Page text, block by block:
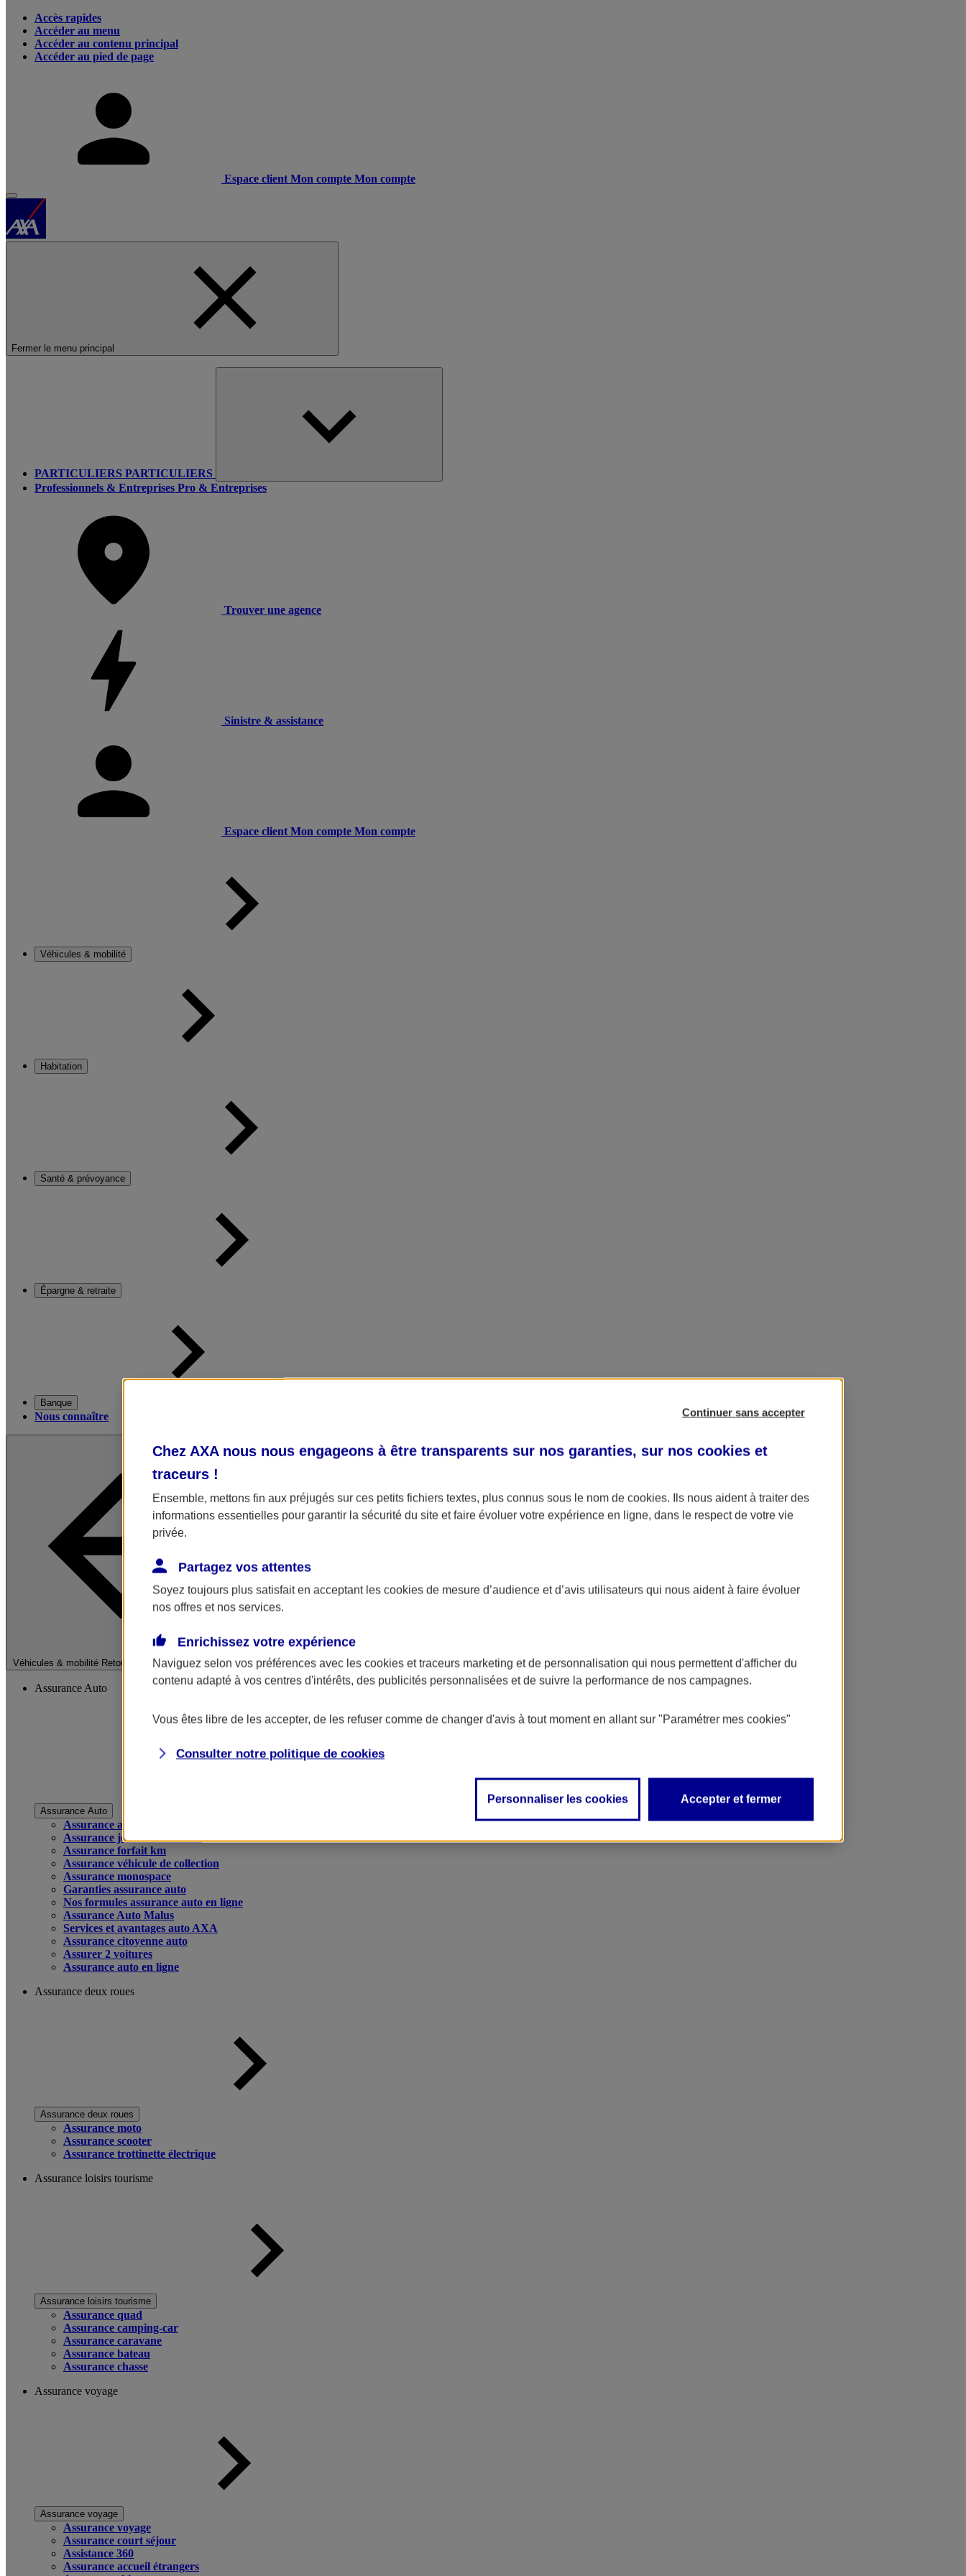
Accès rapides
Accéder au menu
Accéder au contenu principal
Accéder au pied de page
Espace client Mon compte Mon compte
Fermer le menu principal
PARTICULIERS PARTICULIERS
Professionnels & Entreprises Pro & Entreprises
Trouver une agence
Sinistre & assistance
Espace client Mon compte Mon compte
Véhicules & mobilité
Habitation
Santé & prévoyance
Épargne & retraite
Banque
Nous connaître
Véhicules & mobilité Retour à la section précédente
Fermer le menu principal
Assurance Auto
Assurance Auto
Assurance auto
Assurance jeune conducteur
Assurance forfait km
Assurance véhicule de collection
Assurance monospace
Garanties assurance auto
Nos formules assurance auto en ligne
Assurance Auto Malus
Services et avantages auto AXA
Assurance citoyenne auto
Assurer 2 voitures
Assurance auto en ligne
Assurance deux roues
Assurance deux roues
Assurance moto
Assurance scooter
Assurance trottinette électrique
Assurance loisirs tourisme
Assurance loisirs tourisme
Assurance quad
Assurance camping-car
Assurance caravane
Assurance bateau
Assurance chasse
Assurance voyage
Assurance voyage
Assurance voyage
Assurance court séjour
Assistance 360
Assurance accueil étrangers
Continuer sans accepter
Chez AXA nous nous engageons à être transparents sur nos garanties, sur nos cookies et
traceurs !
Ensemble, mettons fin aux préjugés sur ces petits fichiers textes, plus connus sous le nom de cookies. Ils nous aident à traiter des
informations essentielles pour garantir la sécurité du site et faire évoluer votre expérience en ligne, dans le respect de votre vie
privée.
Partagez vos attentes
Soyez toujours plus satisfait en acceptant les cookies de mesure d’audience et d’avis utilisateurs qui nous aident à faire évoluer
nos offres et nos services.
Enrichissez votre expérience
Naviguez selon vos préférences avec les cookies et traceurs marketing et de personnalisation qui nous permettent d'afficher du
contenu adapté à vos centres d'intérêts, des publicités personnalisées et de suivre la performance de nos campagnes.
Vous êtes libre de les accepter, de les refuser comme de changer d'avis à tout moment en allant sur "Paramétrer mes cookies"
Consulter notre politique de cookies
Personnaliser les cookies Accepter et fermer